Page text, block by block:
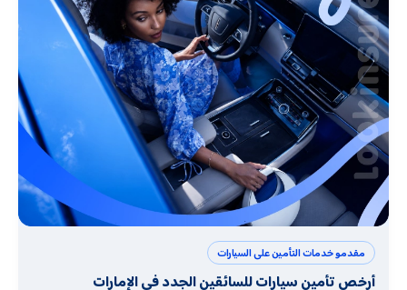
مقدمو خدمات التأمين على السيارات
أرخص تأمين سيارات للسائقين الجدد في الإمارات